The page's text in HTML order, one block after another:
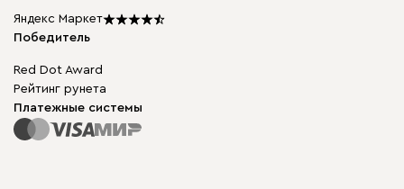
Подарочные сертификаты
Мы в прессе
Яндекс Маркет
Победитель
Red Dot Award
Рейтинг рунета
Платежные системы